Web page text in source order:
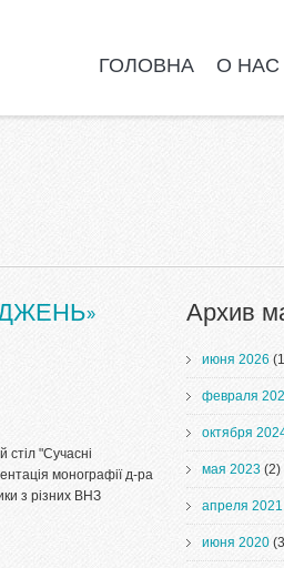
ГОЛОВНА О НАС
стіл "Сучасні
монографії д-ра
з різних ВНЗ
Архив
июня 2026
февраля
октября
мая 2023 (2)
апреля 2021
июня 2020